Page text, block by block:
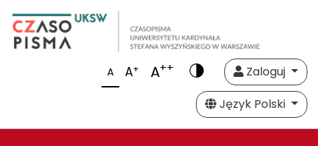
A A+ A++
Zaloguj
Język Polski